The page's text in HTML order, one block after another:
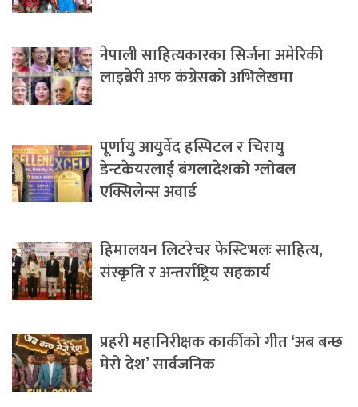
नेपाली साहित्यकारका सिर्जना अमेरिकी
लाइब्रेरी अफ कंग्रेसको अभिलेखमा
पूर्णायु आयुर्वेद हस्पिटल र चिरायु
डेन्टकेयरलाई बंगलादेशको ग्लोबल
एक्सिलेन्स अवार्ड
हिमालयन लिटरेचर फेस्टिभलः साहित्य,
संस्कृति र अन्तर्राष्ट्रिय सहकार्य
प्रहरी महानिरीक्षक कार्कीको गीत ‘अब बन्छ
मेरो देश’ सार्वजनिक